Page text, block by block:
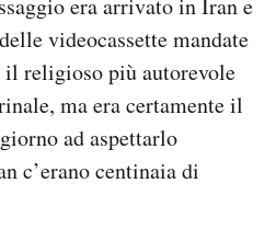
videocassette mandate
il religioso più autorevole
ma era certamente il
ad aspettarlo
c’erano centinaia di